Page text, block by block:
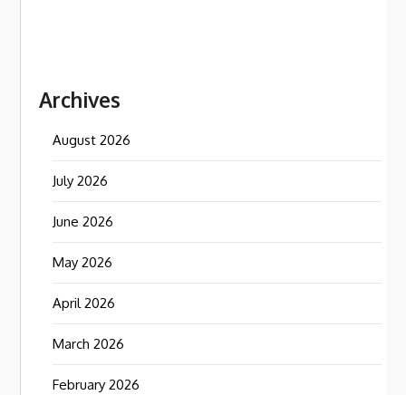
Archives
August 2026
July 2026
June 2026
May 2026
April 2026
March 2026
February 2026